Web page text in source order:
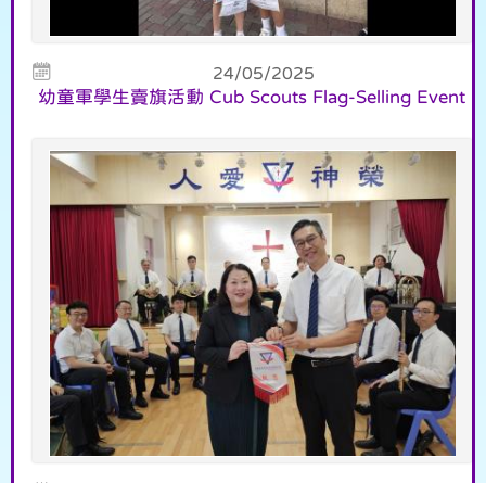
24/05/2025
幼童軍學生賣旗活動 Cub Scouts Flag-Selling Event